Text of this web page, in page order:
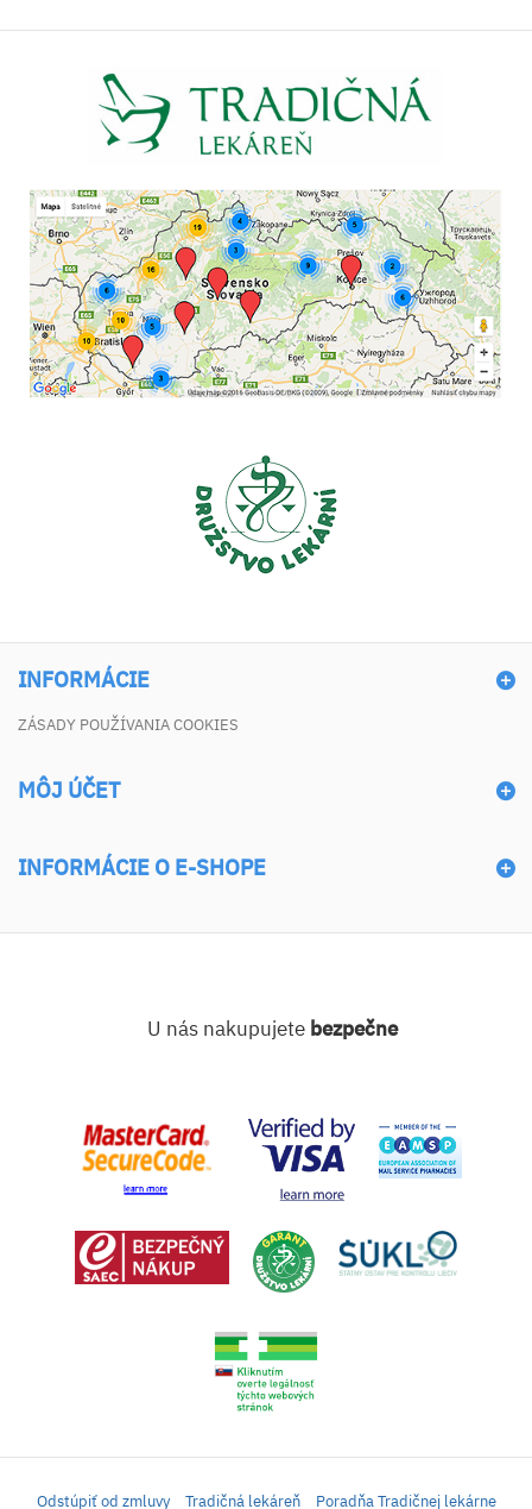
INFORMÁCIE
ZÁSADY POUŽÍVANIA COOKIES
MÔJ ÚČET
INFORMÁCIE O E-SHOPE
U nás nakupujete bezpečne
Odstúpiť od zmluvy Tradičná lekáreň Poradňa Tradičnej lekárne